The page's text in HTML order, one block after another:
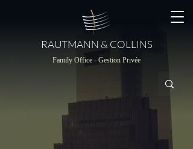
RAUTMANN & COLLINS
Family Office - Gestion Privée